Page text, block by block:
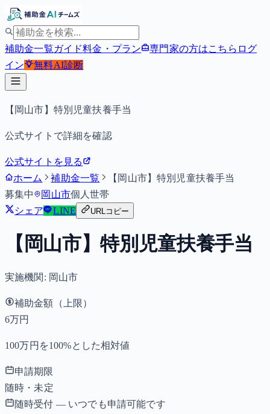
補助金一覧ガイド料金・プラン 専門家の方はこちら ログ
イン
無料AI診断
【岡山市】特別児童扶養手当
公式サイトで詳細を確認
公式サイトを見る
ホーム
補助金一覧
【岡山市】特別児童扶養手当
募集中
岡山市個人世帯
シェア
LINE URLコピー
【岡山市】特別児童扶養手当
実施機関: 岡山市
補助金額（上限）
6万円
100万円を100%とした相対値
申請期限
随時・未定
随時受付 — いつでも申請可能です